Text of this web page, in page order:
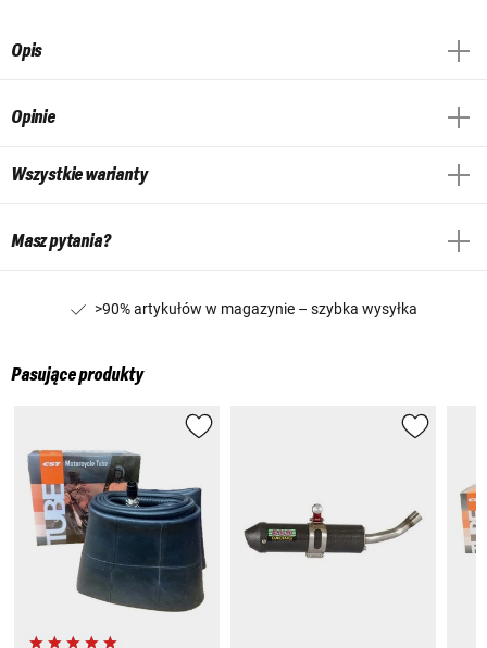
Opis
Opinie
Wszystkie warianty
Masz pytania?
>90% artykułów w magazynie – szybka wysyłka
Pasujące produkty